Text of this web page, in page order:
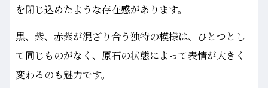
を閉じ込めたような存在感があります。
黒、紫、赤紫が混ざり合う独特の模様は、ひとつとし
て同じものがなく、原石の状態によって表情が大きく
変わるのも魅力です。